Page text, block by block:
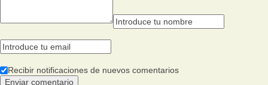
Recibir notificaciones de nuevos comentarios